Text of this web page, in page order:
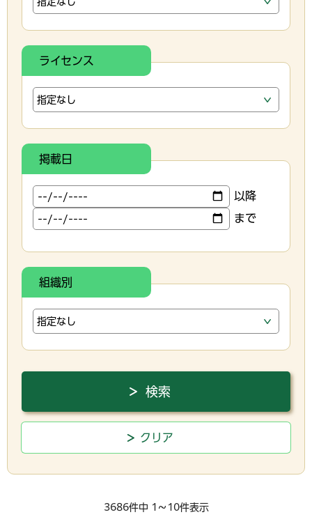
ライセンス
掲載日
以降
まで
組織別
3686件中 1～10件表示